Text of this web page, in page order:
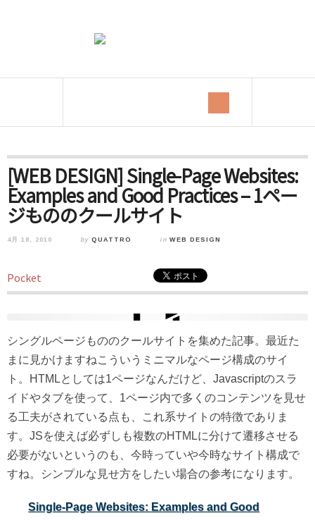
[WEB DESIGN] Single-Page Websites:
Examples and Good Practices – 1ペー
ジもののクールサイト
4月 18, 2010 by QUATTRO in WEB DESIGN
Pocket
シングルページもののクールサイトを集めた記事。最近た
まに見かけますねこういうミニマルなページ構成のサイ
ト。HTMLとしては1ページなんだけど、Javascriptのスラ
イドやタブを使って、1ページ内で多くのコンテンツを見せ
る工夫がされている点も、これ系サイトの特徴でありま
す。JSを使えば必ずしも複数のHTMLに分けて遷移させる
必要がないというのも、今時っていや今時なサイト構成で
すね。シンプルな見せ方をしたい場合の参考になります。
Single-Page Websites: Examples and Good